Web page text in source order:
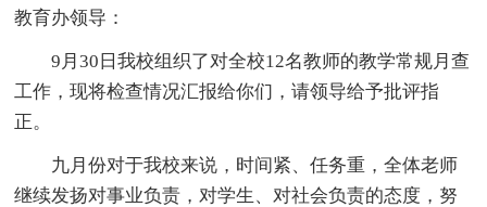
教育办领导：
9月30日我校组织了对全校12名教师的教学常规月查
工作，现将检查情况汇报给你们，请领导给予批评指
正。
九月份对于我校来说，时间紧、任务重，全体老师
继续发扬对事业负责，对学生、对社会负责的态度，努